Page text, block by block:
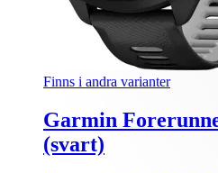
Finns i andra varianter
Garmin
(svart)